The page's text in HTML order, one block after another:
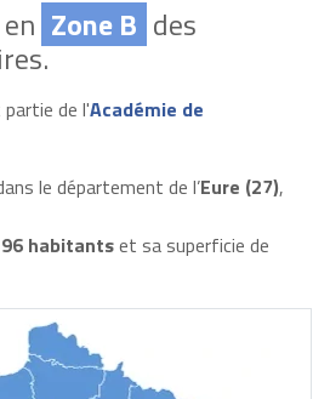
Zone B des
de l'Académie de
le département de l’Eure (27),
habitantset sa superficie de